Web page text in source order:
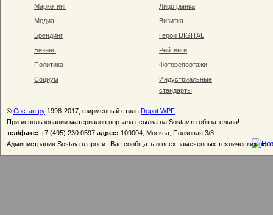
Маркетинг
Медиа
Брендинг
Бизнес
Политика
Социум
Лицо рынка
Визитка
Герои DIGITAL
Рейтинги
Фоторепортажи
Индустриальные
стандарты
© Состав.ру 1998-2017, фирменный стиль Depot WPF
При использовании материалов портала ссылка на Sostav.ru обязательна!
тел/факс: +7 (495) 230 0597 адрес: 109004, Москва, Полковая 3/3
Администрация Sostav.ru просит Вас сообщать о всех замеченных технических